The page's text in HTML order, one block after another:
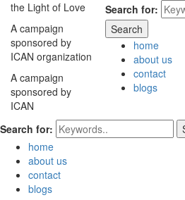
the Light of Love
A campaign
sponsored by
ICAN organization
A campaign
sponsored by
ICAN
Search for:
home
about us
contact
blogs
Search for:
home
about us
contact
blogs